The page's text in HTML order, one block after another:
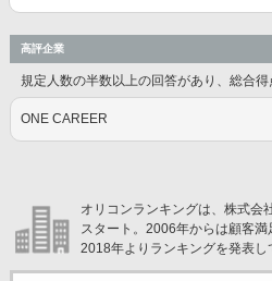
高評企業
規定人数の半数以上の回答があり、総合得
ONE CAREER
オリコンランキングは、株式会
スタート。2006年からは顧客満
2018年よりランキングを発表し